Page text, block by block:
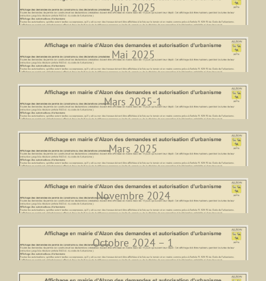
Juin 2025
Mai 2025
Mars 2025-1
Mars 2025
Novembre 2024
Octobre 2024 – 1